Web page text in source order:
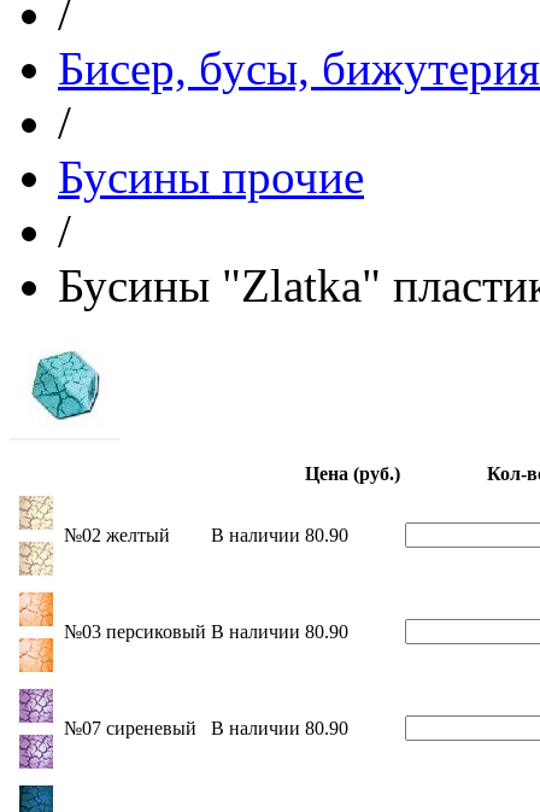
/
Бисер, бусы, бижутерия
/
Бусины прочие
/
Бусины "Zlatka"
Цена (руб.) Кол-
№02 желтый В наличии 80.90
№03 персиковый В наличии 80.90
№07 сиреневый В наличии 80.90